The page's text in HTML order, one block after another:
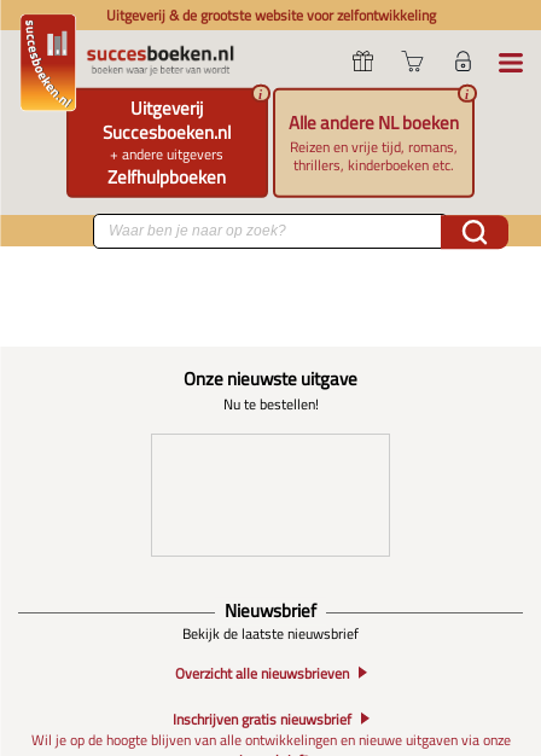
Uitgeverij & de grootste website voor zelfontwikkeling
Uitgeverij
Succesboeken.nl
+ andere uitgevers
Zelfhulpboeken
i
Alle andere NL boeken
Reizen en vrije tijd, romans,
thrillers, kinderboeken etc.
i
Onze nieuwste uitgave
Nu te bestellen!
Nieuwsbrief
Bekijk de laatste nieuwsbrief
Overzicht alle nieuwsbrieven
Inschrijven gratis nieuwsbrief
Wil je op de hoogte blijven van alle ontwikkelingen en nieuwe uitgaven via onze